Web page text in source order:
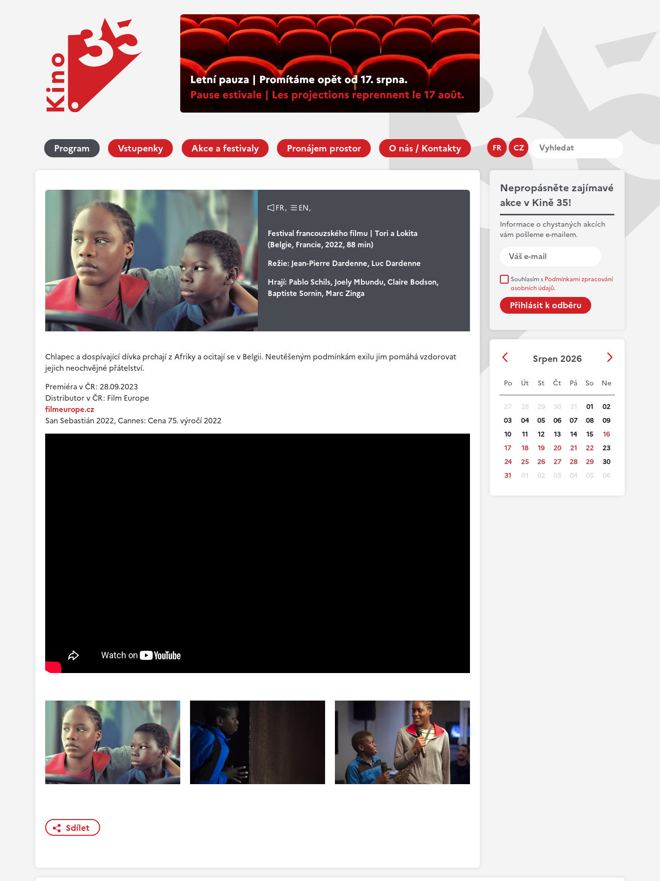
FR CZ
Program Vstupenky Akce a festivaly Pronájem prostor O nás / Kontakty
Nepropásněte zajímavé
akce v Kině 35!
Informace o chystaných akcích
vám pošleme e-mailem.
Souhlasím s Podmínkami zpracování
osobních údajů.
Srpen 2026
Po Út St Čt Pá So Ne
27 28 29 30 31 01
02
03
04 05 06 07 08
09
10
11 12 13 14 15
16
17
18 19 20 21 22
23
24
25 26 27 28 29
30
31
01 02 03 04 05 06
FR, EN,
Festival francouzského filmu | Tori a Lokita
(Belgie, Francie, 2022, 88 min)
Režie:Jean-Pierre Dardenne, Luc Dardenne
Hrají:Pablo Schils, Joely Mbundu, Claire Bodson,
Baptiste Sornin, Marc Zinga
Chlapec a dospívající dívka prchají z Afriky a ocitají se v Belgii. Neutěšeným podmínkám exilu jim pomáhá vzdorovat
jejich neochvějné přátelství.
Premiéra v ČR: 28.09.2023
Distributor v ČR: Film Europe
filmeurope.cz
San Sebastián 2022, Cannes: Cena 75. výročí 2022
Sdílet